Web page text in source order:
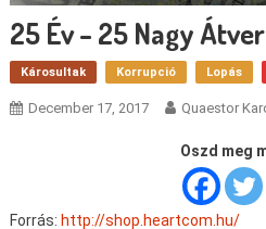
25 Év – 25 Nagy
Károsultak Korrupció Lopás
December 17, 2017 Quaestor
Oszd meg
Forrás: http://shop.heartcom.hu/